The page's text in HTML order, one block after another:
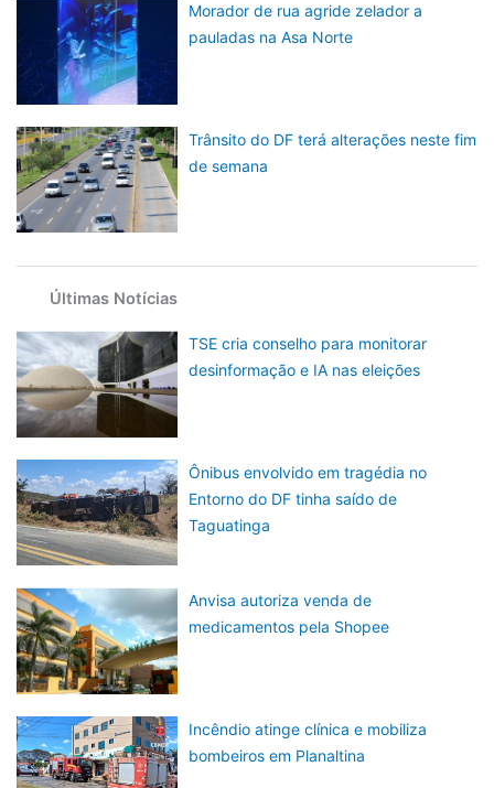
Morador de rua agride zelador a
pauladas na Asa Norte
Trânsito do DF terá alterações neste fim
de semana
Últimas Notícias
TSE cria conselho para monitorar
desinformação e IA nas eleições
Ônibus envolvido em tragédia no
Entorno do DF tinha saído de
Taguatinga
Anvisa autoriza venda de
medicamentos pela Shopee
Incêndio atinge clínica e mobiliza
bombeiros em Planaltina